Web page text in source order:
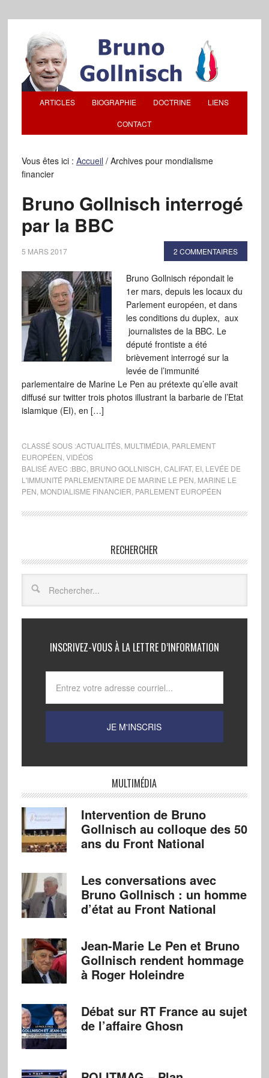
ARTICLES BIOGRAPHIE DOCTRINE LIENS
CONTACT
Vous êtes ici : Accueil /Archives pour mondialisme
financier
Bruno Gollnisch interrogé
par la BBC
5 MARS 2017 2 COMMENTAIRES
Bruno Gollnisch répondait le
1er mars, depuis les locaux du
Parlement européen, et dans
les conditions du duplex, aux
journalistes de la BBC. Le
député frontiste a été
brièvement interrogé sur la
levée de l’immunité
parlementaire de Marine Le Pen au prétexte qu’elle avait
diffusé sur twitter trois photos illustrant la barbarie de l’Etat
islamique (EI), en […]
CLASSÉ SOUS :ACTUALITÉS, MULTIMÉDIA, PARLEMENT
EUROPÉEN VIDÉOS
BALISÉ AVEC :BBC BRUNO GOLLNISCH CALIFAT, EI, LEVÉE DE
L'IMMUNITÉ PARLEMENTAIRE DE MARINE LE PEN MARINE LE
PEN MONDIALISME FINANCIER PARLEMENT EUROPÉEN
RECHERCHER
INSCRIVEZ-VOUS À LA LETTRE D’INFORMATION
MULTIMÉDIA
Intervention de Bruno
Gollnisch au colloque des 50
ans du Front National
Les conversations avec
Bruno Gollnisch : un homme
d’état au Front National
Jean-Marie Le Pen et Bruno
Gollnisch rendent hommage
à Roger Holeindre
Débat sur RT France au sujet
de l’affaire Ghosn